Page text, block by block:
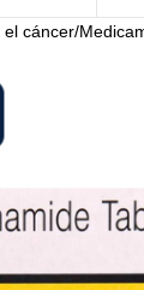
el cáncer/